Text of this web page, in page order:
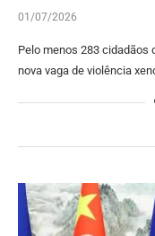
01/07/2026
Pelo menos 283 cidadãos
nova vaga de violência